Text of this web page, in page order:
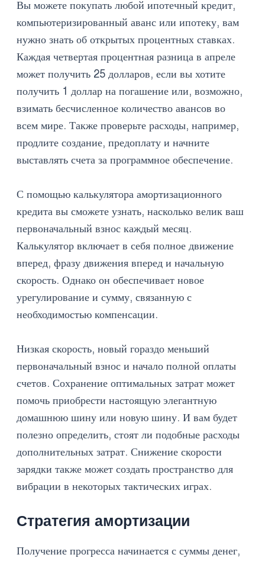
Вы можете покупать любой ипотечный кредит,
компьютеризированный аванс или ипотеку, вам
нужно знать об открытых процентных ставках.
Каждая четвертая процентная разница в апреле
может получить 25 долларов, если вы хотите
получить 1 доллар на погашение или, возможно,
взимать бесчисленное количество авансов во
всем мире. Также проверьте расходы, например,
продлите создание, предоплату и начните
выставлять счета за программное обеспечение.
С помощью калькулятора амортизационного
кредита вы сможете узнать, насколько велик ваш
первоначальный взнос каждый месяц.
Калькулятор включает в себя полное движение
вперед, фразу движения вперед и начальную
скорость. Однако он обеспечивает новое
урегулирование и сумму, связанную с
необходимостью компенсации.
Низкая скорость, новый гораздо меньший
первоначальный взнос и начало полной оплаты
счетов. Сохранение оптимальных затрат может
помочь приобрести настоящую элегантную
домашнюю шину или новую шину. И вам будет
полезно определить, стоят ли подобные расходы
дополнительных затрат. Снижение скорости
зарядки также может создать пространство для
вибрации в некоторых тактических играх.
Стратегия амортизации
Получение прогресса начинается с суммы денег,